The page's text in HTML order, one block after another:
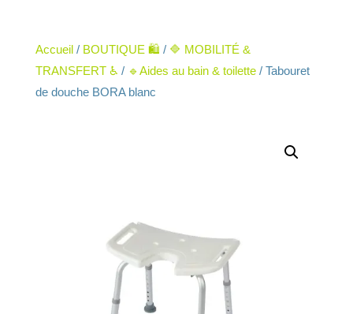
Accueil/ BOUTIQUE 🛍️ / 🔷 MOBILITÉ &
TRANSFERT ♿/ 🔹Aides au bain & toilette/ Tabouret
de douche BORA blanc